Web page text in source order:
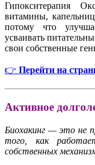
Гипокситерапия
витамины,
потому что
усваивать
свои собственные
👉 Перейти на
Активное
Биохакинг — это не
того, как
собственных